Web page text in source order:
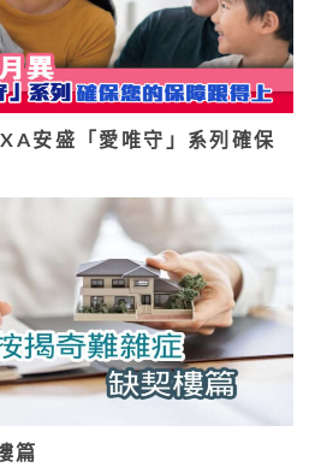
安盛「愛唯守」系列確保
篇